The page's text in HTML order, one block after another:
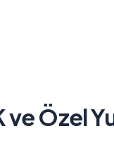
ve Özel